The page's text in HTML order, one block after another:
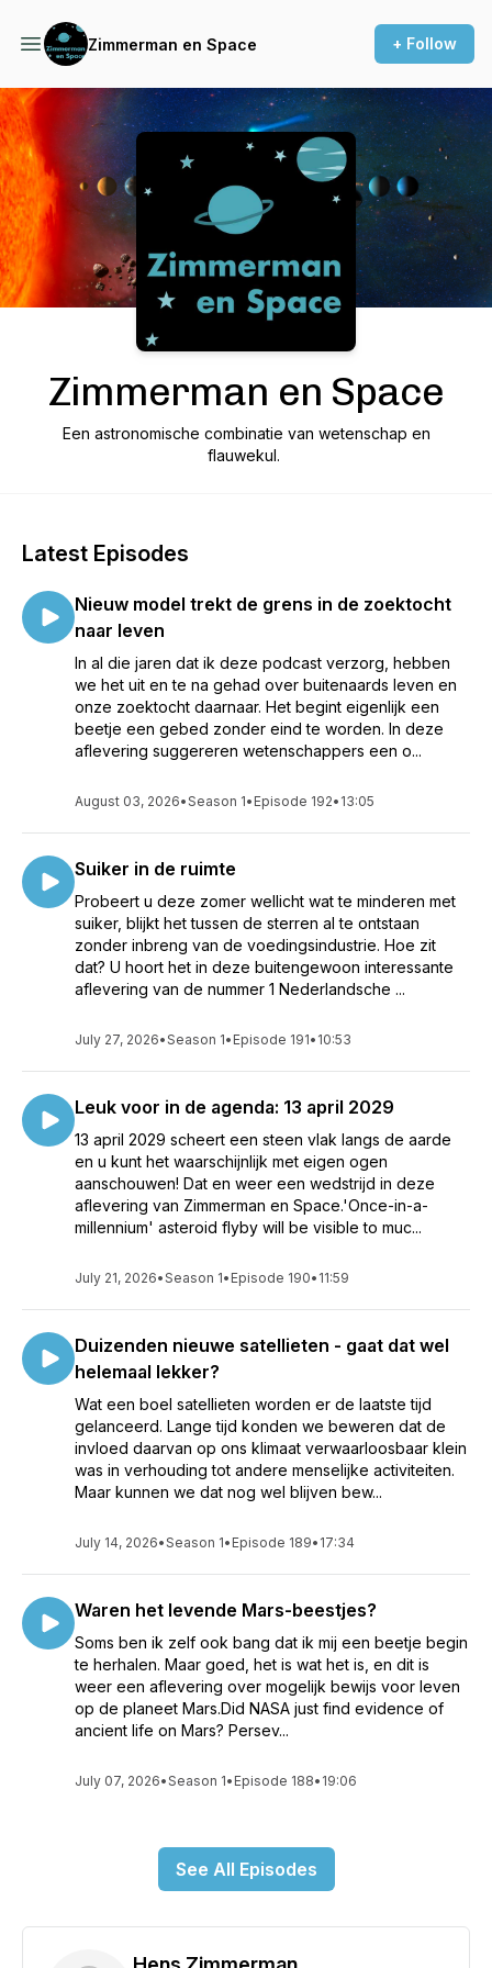
Zimmerman en Space + Follow
Podcast Background Image
Zimmerman en Space
Een astronomische combinatie van wetenschap en
flauwekul.
Latest Episodes
Nieuw model trekt de grens in de zoektocht
naar leven
In al die jaren dat ik deze podcast verzorg, hebben
we het uit en te na gehad over buitenaards leven en
onze zoektocht daarnaar. Het begint eigenlijk een
beetje een gebed zonder eind te worden. In deze
aflevering suggereren wetenschappers een o...
August 03, 2026•Season 1• Episode 192• 13:05
Suiker in de ruimte
Probeert u deze zomer wellicht wat te minderen met
suiker, blijkt het tussen de sterren al te ontstaan
zonder inbreng van de voedingsindustrie. Hoe zit
dat? U hoort het in deze buitengewoon interessante
aflevering van de nummer 1 Nederlandsche ...
July 27, 2026•Season 1• Episode 191• 10:53
Leuk voor in de agenda: 13 april 2029
13 april 2029 scheert een steen vlak langs de aarde
en u kunt het waarschijnlijk met eigen ogen
aanschouwen! Dat en weer een wedstrijd in deze
aflevering van Zimmerman en Space.'Once-in-a-
millennium' asteroid flyby will be visible to muc...
July 21, 2026•Season 1• Episode 190• 11:59
Duizenden nieuwe satellieten - gaat dat wel
helemaal lekker?
Wat een boel satellieten worden er de laatste tijd
gelanceerd. Lange tijd konden we beweren dat de
invloed daarvan op ons klimaat verwaarloosbaar klein
was in verhouding tot andere menselijke activiteiten.
Maar kunnen we dat nog wel blijven bew...
July 14, 2026•Season 1• Episode 189• 17:34
Waren het levende Mars-beestjes?
Soms ben ik zelf ook bang dat ik mij een beetje begin
te herhalen. Maar goed, het is wat het is, en dit is
weer een aflevering over mogelijk bewijs voor leven
op de planeet Mars.Did NASA just find evidence of
ancient life on Mars? Persev...
July 07, 2026•Season 1• Episode 188• 19:06
See All Episodes